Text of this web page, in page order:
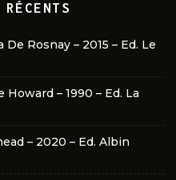
Rosnay – 2015 – Ed. Le
– 1990 – Ed. La
– 2020 – Ed. Albin